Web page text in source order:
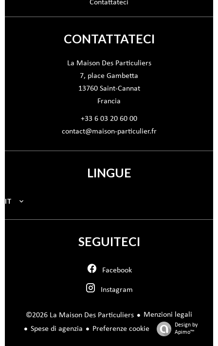
Contattateci
CONTATTATECI
La Maison Des Particuliers
7, place Gambetta
13760Saint-Cannat
Francia
+33 6 03 20 60 00
contact@maison-particulier.fr
LINGUE
IT
SEGUITECI
Facebook
Instagram
©2026 La Maison Des Particuliers
Menzioni legali
Spese di agenzia
Preferenze cookie
Design by
Apimo™